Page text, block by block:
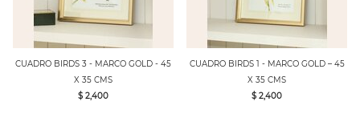
CUADRO BIRDS 3 - MARCO GOLD - 45
X 35 CMS
$ 2,400
CUADRO BIRDS 1 - MARCO GOLD – 45
X 35 CMS
$ 2,400